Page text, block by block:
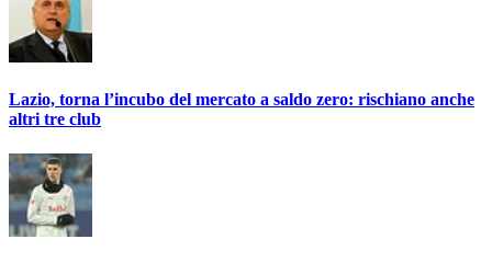
Lazio, torna l’incubo del mercato a saldo zero: rischiano anche
altri tre club